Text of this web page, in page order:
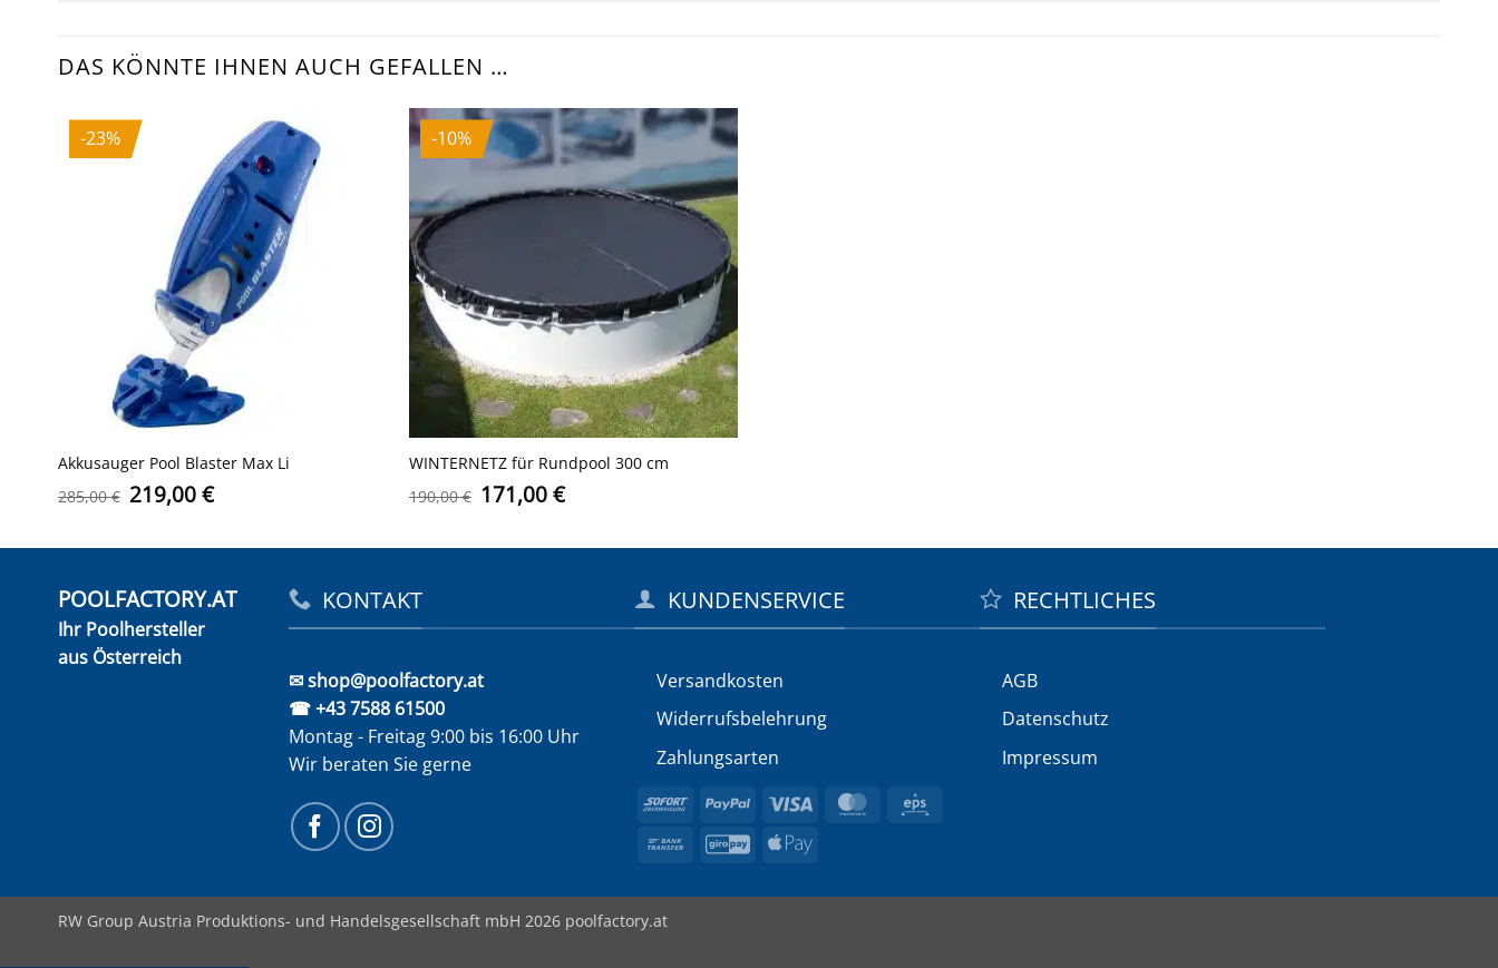
DAS KÖNNTE IHNEN AUCH GEFALLEN …
-23%
Akkusauger Pool Blaster Max Li
285,00€ Ursprünglicher
Preis
285,00 €
219,00€Aktueller
219,00 €.
-10%
WINTERNETZ für Rundpool 300 cm
190,00€ Ursprünglicher
Preis
190,00 €
171,00€Aktueller
171,00 €.
POOLFACTORY.AT
Ihr Poolhersteller
aus Österreich
KONTAKT
✉ shop@poolfactory.at
☎ +43 7588 61500
Montag - Freitag 9:00 bis 16:00 Uhr
Wir beraten Sie gerne
KUNDENSERVICE
Versandkosten
Widerrufs­belehrung
Zahlungsarten
Sofort PayPal Visa MasterCard
Bank
GiroPayApple
RECHTLICHES
AGB
Datenschutz
Impressum
RW Group Austria Produktions- und Handelsgesellschaft mbH 2026 poolfactory.at